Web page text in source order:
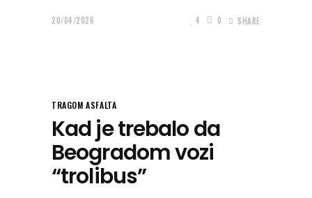
20/04/2026 4 0 SHARE
TRAGOM ASFALTA
Kad je trebalo da
Beogradom vozi
“trolibus”